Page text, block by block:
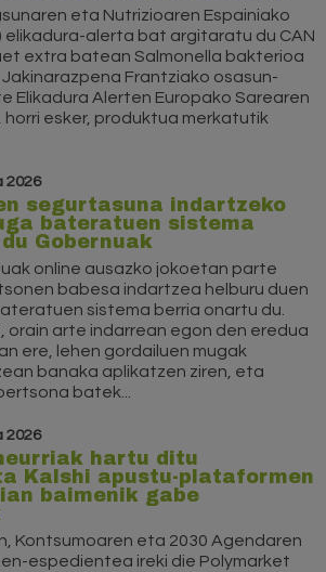
eta Nutrizioaren Espainiako
elikadura-alerta bat argitaratu du CAN
extra batean Salmonella bakterioa
Frantziako osasun-
Elikadura Alerten Europako Sarearen
horri esker, produktua merkatutik
2026
segurtasuna indartzeko
bateratuen sistema
Gobernuak
online ausazko jokoetan parte
babesa indartzea helburu duen
sistema berria onartu du.
orain arte indarrean egon den eredua
ere, lehen gordailuen mugak
banaka aplikatzen ziren, eta
batek...
2026
hartu ditu
Kalshi apustu-plataformen
baimenik gabe
Kontsumoaren eta 2030 Agendaren
espedientea ireki die Polymarket